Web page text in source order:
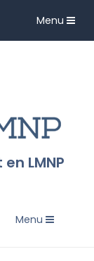
Toggle
Menu
LMNP
Toggle
Menu